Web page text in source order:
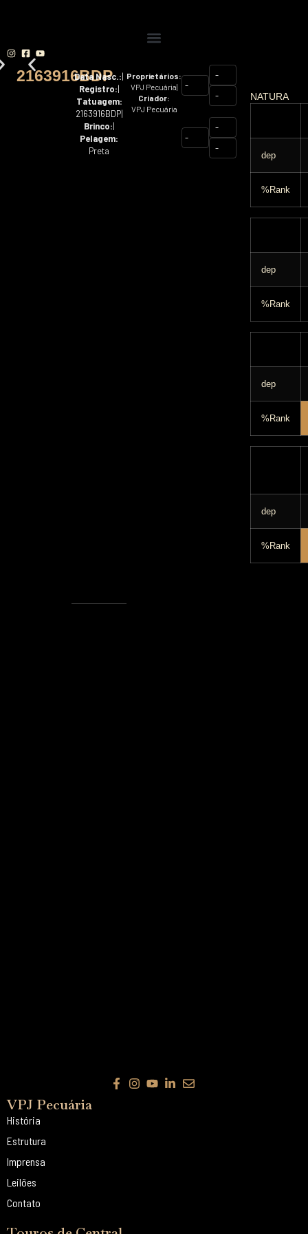
2163916BDP
Data Nasc.:|
Registro:|
Tatuagem:
2163916BDP|
Brinco:|
Pelagem:
Preta
Proprietários:
VPJ Pecuária|
Criador:
VPJ Pecuária
NATURA
dep
%Rank
dep
%Rank
dep
%Rank
dep
%Rank
-
-
-
-
-
-
VPJ Pecuária
História
Estrutura
Imprensa
Leilões
Contato